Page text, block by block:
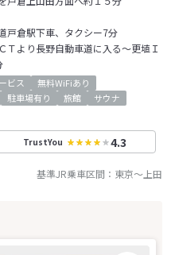
倉駅下車、タクシー7分
より長野自動車道に入る～更埴Ｉ
ビス
無料WiFiあり
駐車場有り 旅館
サウナ
TrustYou 4.3
基準JR乗車区間： 東京～ 上田